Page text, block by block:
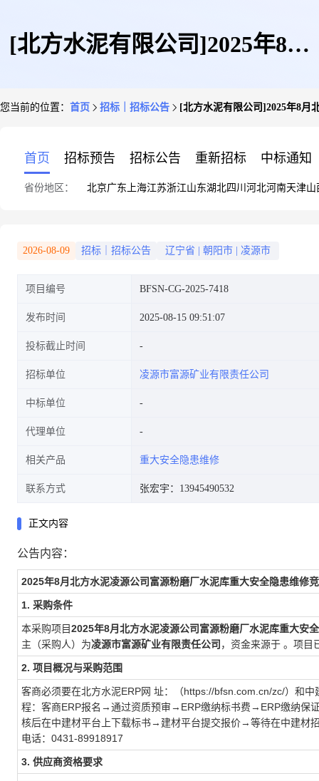
[北方水泥有限公司]2025年8月
项目
您当前的位置： 首页 招标｜招标公告 [北方水泥有限公司]2025年8月
首页 招标预告 招标公告 重新招标 中标通知
省份地区： 北京广东 上海江苏浙江山东湖北四川 河北河南天津山
2026-08-09 招标｜招标公告 辽宁省 朝阳市 凌源市
项目编号 BFSN-CG-2025-7418
发布时间 2025-08-15 09:51:07
投标截止时间
招标单位 凌源市富源矿业有限责任公司
中标单位
代理单位
相关产品 重大安全隐患维修
联系方式 张宏宇：13945490532
正文内容
公告内容：
2025年8月北方水泥凌源公司富源粉磨厂水泥库重大安全隐患维修
1. 采购条件
本采购项目2025年8月北方水泥凌源公司富源粉磨厂水泥库重大安
主（采购人）为凌源市富源矿业有限责任公司 ，资金来源于 。项目
2. 项目概况与采购范围
客商必须要在北方水泥ERP网 址：（https://bfsn.com.cn/zc/）和
程：客商ERP报名→通过资质预审→ERP缴纳标书费→ERP缴纳
核后在中建材平台上下载标书→建材平台提交报价→等待在中建材
电话：0431-89918917
3. 供应商资格要求